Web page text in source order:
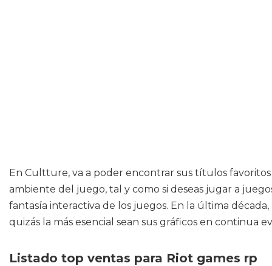
En Cultture, va a poder encontrar sus títulos
ambiente del juego, tal y como si deseas jugar a
fantasía interactiva de los juegos. En la última
quizás la más esencial sean sus gráficos en continua
Listado top ventas para Riot games rp